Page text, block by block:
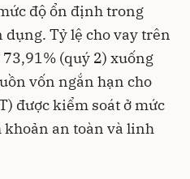
độ ổn định trong
Tỷ lệ cho vay trên
(quý 2) xuống
vốn ngắn hạn cho
được kiểm soát ở mức
khoản an toàn và linh